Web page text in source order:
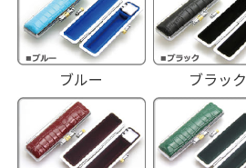
ブルー ブラック